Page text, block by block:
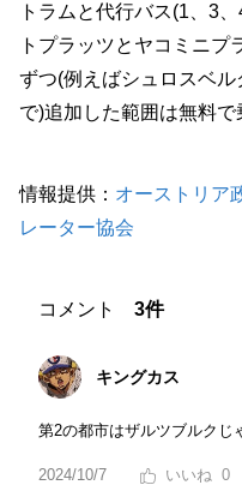
トラムと代行バス(1、3
トプラッツとヤコミニプ
ずつ(例えばシュロスベ
で)追加した範囲は無料で
情報提供： オーストリア
レーター協会
コメント 3件
キングカス
第2の都市はザルツブルクじ
2024/10/7 0